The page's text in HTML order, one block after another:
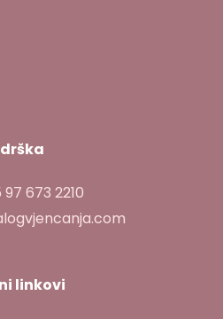
97 673 2210
linkovi